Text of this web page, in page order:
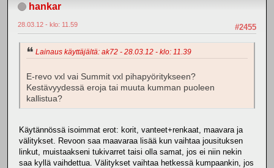
hankar
#2455
28.03.12 - klo: 11.59
Lainaus käyttäjältä: ak72 - 28.03.12 - klo: 11.39
E-revo vxl vai Summit vxl pihapyöritykseen?
Kestävyydessä eroja tai muuta kumman puoleen
kallistua?
Käytännössä isoimmat erot: korit, vanteet+renkaat, maavara ja
välitykset. Revoon saa maavaraa lisää kun vaihtaa jousituksen
linkut, muistaakseni tukivarret taisi olla samat, jos ei niin nekin
saa kyllä vaihdettua. Välitykset vaihtaa hetkessä kumpaankin, jos